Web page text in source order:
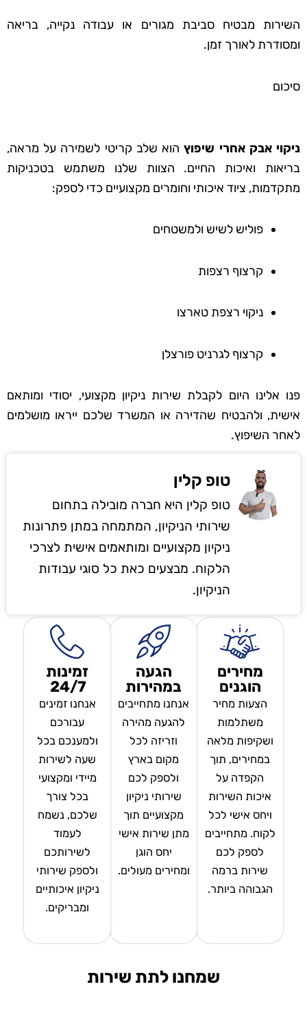
השירות מבטיח סביבת מגורים או עבודה נקייה, בריאה
ומסודרת לאורך זמן.
סיכום
ניקוי אבק אחרי שיפוץהוא שלב קריטי לשמירה על מראה,
בריאות ואיכות החיים. הצוות שלנו משתמש בטכניקות
מתקדמות, ציוד איכותי וחומרים מקצועיים כדי לספק:
פוליש לשיש ולמשטחים
קרצוף רצפות
ניקוי רצפת טארצו
קרצוף לגרניט פורצלן
פנו אלינו היום לקבלת שירות ניקיון מקצועי, יסודי ומותאם
אישית, ולהבטיח שהדירה או המשרד שלכם ייראו מושלמים
לאחר השיפוץ.
טופ קלין
טופ קלין היא חברה מובילה בתחום
שירותי הניקיון, המתמחה במתן פתרונות
ניקיון מקצועיים ומותאמים אישית לצרכי
הלקוח. מבצעים כאת כל סוגי עבודות
הניקיון.
מחירים
הוגנים
הצעות מחיר
משתלמות
ושקיפות מלאה
במחירים, תוך
הקפדה על
איכות השירות
ויחס אישי לכל
לקוח. מתחייבים
לספק לכם
שירות ברמה
הגבוהה ביותר.
הגעה
במהירות
אנחנו מתחייבים
להגעה מהירה
וזריזה לכל
מקום בארץ
ולספק לכם
שירותי ניקיון
מקצועיים תוך
מתן שירות אישי
יחס הוגן
ומחירים מעולים.
זמינות
24/7
אנחנו זמינים
עבורכם
ולמענכם בכל
שעה לשירות
מיידי ומקצועי
בכל צורך
שלכם, נשמח
לעמוד
לשירותכם
ולספק שירותי
ניקיון איכותיים
ומבריקים.
שמחנו לתת שירות